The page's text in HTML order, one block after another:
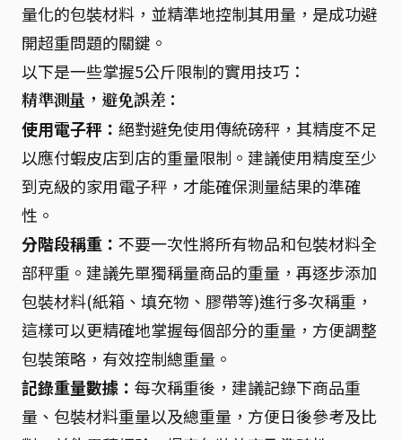
量化的包裝材料，並精準地控制其用量，是成功避
開超重問題的關鍵。
以下是一些掌握5公斤限制的實用技巧：
精準測量，避免誤差：
使用電子秤： 絕對避免使用傳統磅秤，其精度不足
以應付蝦皮店到店的重量限制。建議使用精度至少
到克級的家用電子秤，才能確保測量結果的準確
性。
分階段稱重： 不要一次性將所有物品和包裝材料全
部秤重。建議先單獨稱量商品的重量，再逐步添加
包裝材料(紙箱、填充物、膠帶等)進行多次稱重，
這樣可以更精確地掌握每個部分的重量，方便調整
包裝策略，有效控制總重量。
記錄重量數據： 每次稱重後，建議記錄下商品重
量、包裝材料重量以及總重量，方便日後參考及比